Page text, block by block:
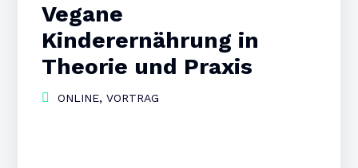
Vegane
Kinderernährung in
Theorie und Praxis
ONLINE,VORTRAG